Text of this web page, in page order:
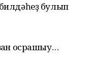
булып
осрашыу…